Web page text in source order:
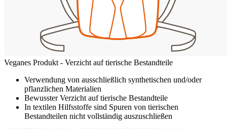
Veganes Produkt - Verzicht auf tierische Bestandteile
Verwendung von ausschließlich synthetischen und/oder
pflanzlichen Materialien
Bewusster Verzicht auf tierische Bestandteile
In textilen Hilfsstoffe sind Spuren von tierischen
Bestandteilen nicht vollständig auszuschließen